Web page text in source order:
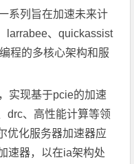
系列旨在加速未来计
、quickassist
程的多核心架构和服
实现基于pcie的加速
drc、高性能计算等领
优化服务器加速器应
速器，以在ia架构处